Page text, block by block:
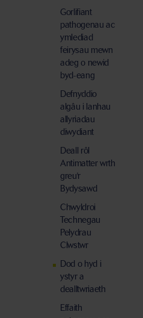
Gorlifiant
pathogenau ac
ymlediad
feirysau mewn
adeg o newid
byd-eang
Defnyddio
algâu i lanhau
allyriadau
diwydiant
Deall rôl
Antimatter wrth
greu'r
Bydysawd
Chwyldroi
Technegau
Pelydrau
Clwstwr
Dod o hyd i
ystyr a
dealltwriaeth
Effaith